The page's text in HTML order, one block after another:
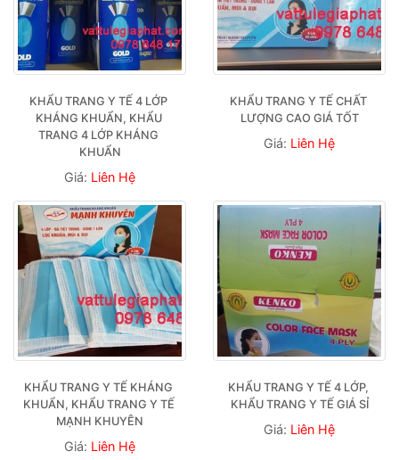
KHẨU TRANG Y TẾ 4 LỚP
KHÁNG KHUẨN, KHẨU
TRANG 4 LỚP KHÁNG
KHUẨN
Giá: Liên Hệ
KHẨU TRANG Y TẾ CHẤT
LƯỢNG CAO GIÁ TỐT
Giá: Liên Hệ
KHẨU TRANG Y TẾ KHÁNG
KHUẨN, KHẨU TRANG Y TẾ
MẠNH KHUYÊN
Giá: Liên Hệ
KHẨU TRANG Y TẾ 4 LỚP,
KHẨU TRANG Y TẾ GIÁ SỈ
Giá: Liên Hệ